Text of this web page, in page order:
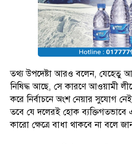
তথ্য উপদেষ্টা আরও বলেন, যেহেতু
নিষিদ্ধ আছে, সে কারণে আওয়ামী
করে নির্বাচনে অংশ নেয়ার সুযোগ
তবে যে দলেরই হোক ব্যক্তিগতভাবে
কারো ক্ষেত্রে বাধা থাকবে না বলে